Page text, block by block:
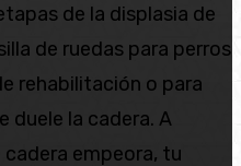
de la displasia de
de ruedas para perros
rehabilitación o para
duele la cadera. A
empeora, tu